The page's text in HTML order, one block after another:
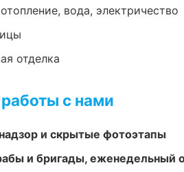
вода, электричество
отделка
с нами
и скрытые фотоэтапы
и бригады, еженедельный